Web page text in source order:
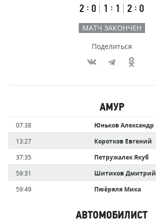
Первый
тайм
2 : 0
Второй
тайм
1 : 1
Третий
тайм
2 : 0
МАТЧ ЗАКОНЧЕН
Поделиться
забившие
голы
АМУР
Время Имя
игрока
07:38
Юньков Александр
13:27
Коротков Евгений
37:35
Петружалек Якуб
59:31
Шитиков Дмитрий
59:49
Пюёряля Мика
АВТОМОБИЛИСТ